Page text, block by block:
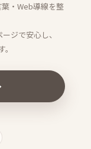
・Web導線を整
ジで安心し、